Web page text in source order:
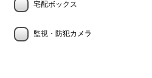
宅配ボックス
監視・防犯カメラ